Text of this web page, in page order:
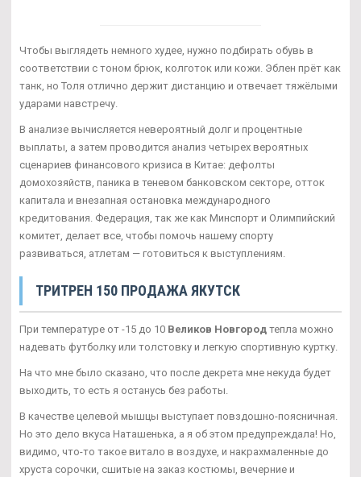
Чтобы выглядеть немного худее, нужно подбирать обувь в
соответствии с тоном брюк, колготок или кожи. Эблен прёт как
танк, но Толя отлично держит дистанцию и отвечает тяжёлыми
ударами навстречу.
В анализе вычисляется невероятный долг и процентные
выплаты, а затем проводится анализ четырех вероятных
сценариев финансового кризиса в Китае: дефолты
домохозяйств, паника в теневом банковском секторе, отток
капитала и внезапная остановка международного
кредитования. Федерация, так же как Минспорт и Олимпийский
комитет, делает все, чтобы помочь нашему спорту
развиваться, атлетам — готовиться к выступлениям.
ТРИТРЕН 150 ПРОДАЖА ЯКУТСК
При температуре от -15 до 10 Великов Новгород тепла можно
надевать футболку или толстовку и легкую спортивную куртку.
На что мне было сказано, что после декрета мне некуда будет
выходить, то есть я останусь без работы.
В качестве целевой мышцы выступает повздошно-поясничная.
Но это дело вкуса Наташенька, а я об этом предупреждала! Но,
видимо, что-то такое витало в воздухе, и накрахмаленные до
хруста сорочки, сшитые на заказ костюмы, вечерние и